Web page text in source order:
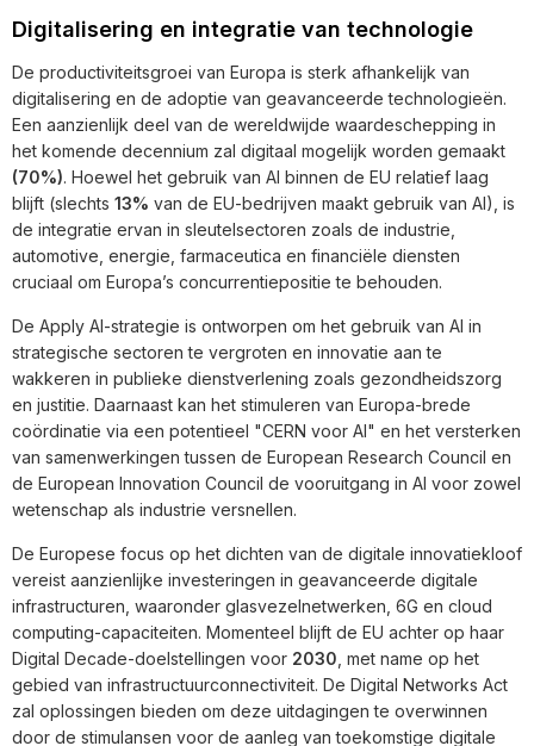
Digitalisering en integratie van technologie
De productiviteitsgroei van Europa is sterk afhankelijk van
digitalisering en de adoptie van geavanceerde technologieën.
Een aanzienlijk deel van de wereldwijde waardeschepping in
het komende decennium zal digitaal mogelijk worden gemaakt
(70%). Hoewel het gebruik van AI binnen de EU relatief laag
blijft (slechts 13% van de EU-bedrijven maakt gebruik van AI), is
de integratie ervan in sleutelsectoren zoals de industrie,
automotive, energie, farmaceutica en financiële diensten
cruciaal om Europa’s concurrentiepositie te behouden.
De Apply AI-strategie is ontworpen om het gebruik van AI in
strategische sectoren te vergroten en innovatie aan te
wakkeren in publieke dienstverlening zoals gezondheidszorg
en justitie. Daarnaast kan het stimuleren van Europa-brede
coördinatie via een potentieel "CERN voor AI" en het versterken
van samenwerkingen tussen de European Research Council en
de European Innovation Council de vooruitgang in AI voor zowel
wetenschap als industrie versnellen.
De Europese focus op het dichten van de digitale innovatiekloof
vereist aanzienlijke investeringen in geavanceerde digitale
infrastructuren, waaronder glasvezelnetwerken, 6G en cloud
computing-capaciteiten. Momenteel blijft de EU achter op haar
Digital Decade-doelstellingen voor 2030 , met name op het
gebied van infrastructuurconnectiviteit. De Digital Networks Act
zal oplossingen bieden om deze uitdagingen te overwinnen
door de stimulansen voor de aanleg van toekomstige digitale